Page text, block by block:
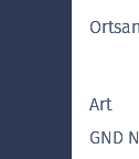
Art
GND